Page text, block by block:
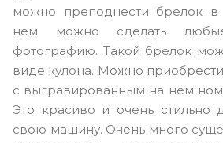
можно преподнести брелок
нем можно сделать
фотографию. Такой брелок
виде кулона. Можно
с выгравированным на нем
Это красиво и очень стильно
свою машину. Очень много